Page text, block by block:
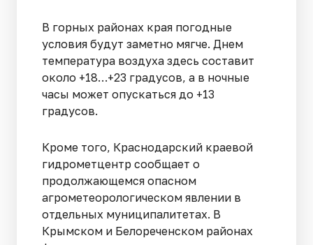
В горных районах края погодные
условия будут заметно мягче. Днем
температура воздуха здесь составит
около +18…+23 градусов, а в ночные
часы может опускаться до +13
градусов.
Кроме того, Краснодарский краевой
гидрометцентр сообщает о
продолжающемся опасном
агрометеорологическом явлении в
отдельных муниципалитетах. В
Крымском и Белореченском районах